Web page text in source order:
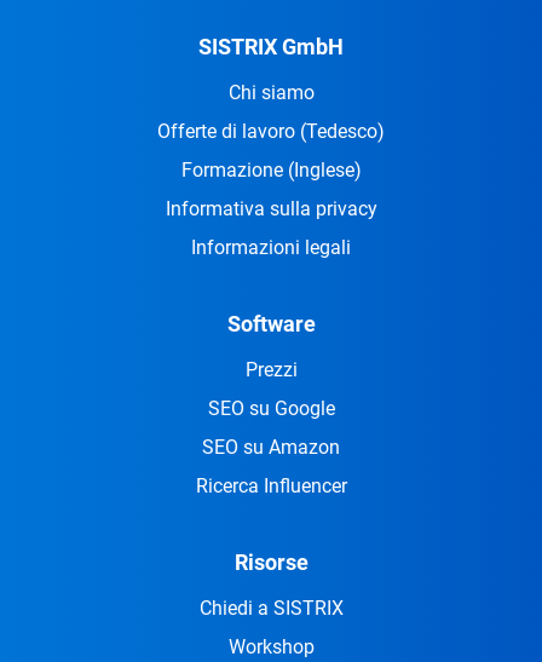
SISTRIX GmbH
Chi siamo
Offerte di lavoro (Tedesco)
Formazione (Inglese)
Informativa sulla privacy
Informazioni legali
Software
Prezzi
SEO su Google
SEO su Amazon
Ricerca Influencer
Risorse
Chiedi a SISTRIX
Workshop